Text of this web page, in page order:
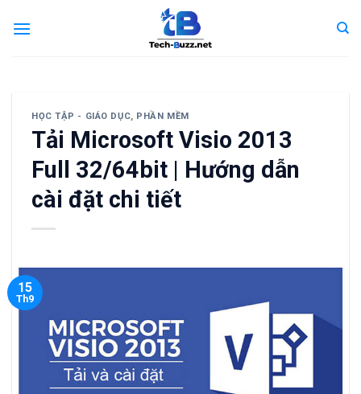
HỌC TẬP - GIÁO DỤC, PHẦN MỀM
Tải Microsoft Visio 2013
Full 32/64bit | Hướng dẫn
cài đặt chi tiết
15
Th9